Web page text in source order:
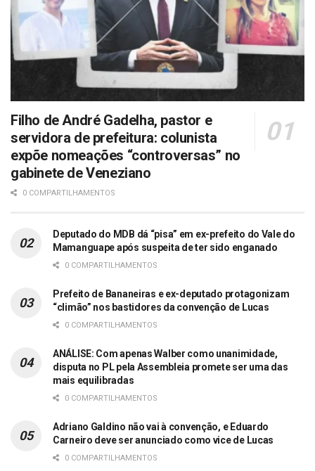
Filho de André Gadelha, pastor e
servidora de prefeitura: colunista
expõe nomeações “controversas” no
gabinete de Veneziano
0 COMPARTILHAMENTOS
Deputado do MDB dá “pisa” em ex-prefeito do Vale do
Mamanguape após suspeita de ter sido enganado
0 COMPARTILHAMENTOS
Prefeito de Bananeiras e ex-deputado protagonizam
“climão” nos bastidores da convenção de Lucas
0 COMPARTILHAMENTOS
ANÁLISE: Com apenas Walber como unanimidade,
disputa no PL pela Assembleia promete ser uma das
mais equilibradas
0 COMPARTILHAMENTOS
Adriano Galdino não vai à convenção, e Eduardo
Carneiro deve ser anunciado como vice de Lucas
0 COMPARTILHAMENTOS